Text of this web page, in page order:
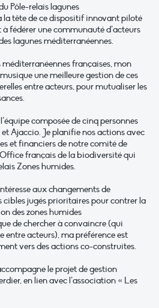
Pôle-relais lagunes
la tête de ce dispositif innovant piloté
fédérer une communauté d’acteurs
lagunes méditerranéennes.
méditerranéennes françaises, mon
une meilleure gestion de ces
entre acteurs, pour mutualiser les
composée de cinq personnes
Ajaccio. Je planifie nos actions avec
et financiers de notre comité de
français de la biodiversité qui
Zones humides.
aux changements de
jugés prioritaires pour contrer la
des zones humides
de chercher à convaincre (qui
entre acteurs), ma préférence est
vers des actions co-construites.
le projet de gestion
en lien avec l’association « Les